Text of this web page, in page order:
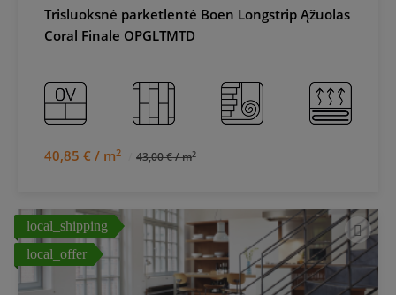
Trisluoksnė parketlentė Boen Longstrip Ąžuolas
Coral Finale OPGLTMTD
40,85 € / m2 43,00 € / m2
local_shipping
local_offer